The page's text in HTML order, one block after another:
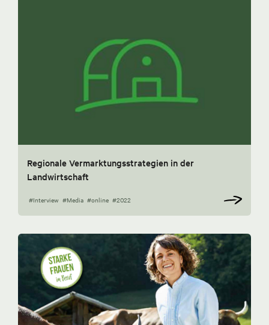
Regionale Vermarktungsstrategien in der
Landwirtschaft
#Interview #Media #online #2022